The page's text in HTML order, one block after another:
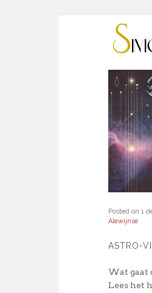
Posted on 1
Alewijnse
ASTRO-
Wat gaat
Lees het